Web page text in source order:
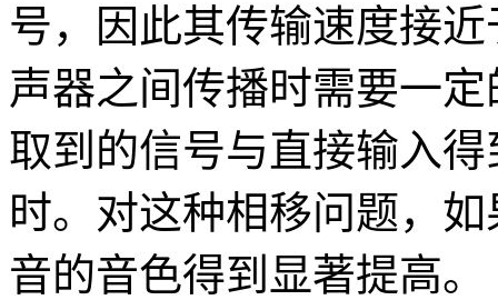
号，因此其传输速度接
声器之间传播时需要一
取到的信号与直接输入
时。对这种相移问题，
音的音色得到显著提高。